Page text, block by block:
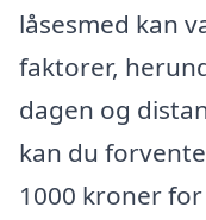
låsesmed kan
faktorer,
dagen og
kan du
1000 kroner